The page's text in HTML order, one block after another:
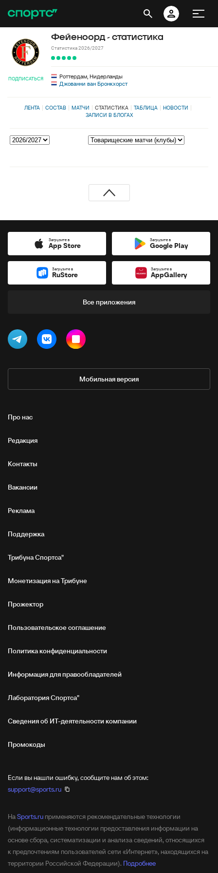
ПОДПИСАТЬСЯ
Фейеноорд - статистика
Статистика 2026/2027
Роттердам, Нидерланды
Джованни ван Бронкхорст
ЛЕНТА СОСТАВ МАТЧИ СТАТИСТИКА ТАБЛИЦА
НОВОСТИ
ЗАПИСИ В БЛОГАХ
Загрузите в
App Store
Загрузите в
Google Play
Загрузите в
RuStore
Загрузите в
AppGallery
Все приложения
Мобильная версия
Про нас
Редакция
Контакты
Вакансии
Реклама
Поддержка
Трибуна Спортса"
Монетизация на Трибуне
Прожектор
Пользовательское соглашение
Политика конфиденциальности
Информация для правообладателей
Лаборатория Спортса"
Сведения об ИТ‑деятельности компании
Промокоды
Если вы нашли ошибку, сообщите нам об этом:
support@sports.ru
НаSports.ru применяются рекомендательные технологии
(информационные технологии предоставления информации на
основе сбора, систематизации и анализа сведений, относящихся
к предпочтениям пользователей сети «Интернет», находящихся на
территории Российской Федерации). Подробнее